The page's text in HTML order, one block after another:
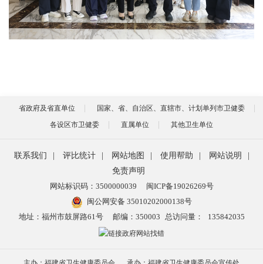
省政府及省直单位
国家、省、自治区、直辖市、计划单列市卫健委
各设区市卫健委
直属单位 其他卫生单位
联系我们 | 评比统计 | 网站地图 | 使用帮助 | 网站说明
|
免责声明
网站标识码：3500000039
闽ICP备19026269号
闽公网安备 35010202000138号
地址：福州市鼓屏路61号
邮编：350003 总访问量： 135842035